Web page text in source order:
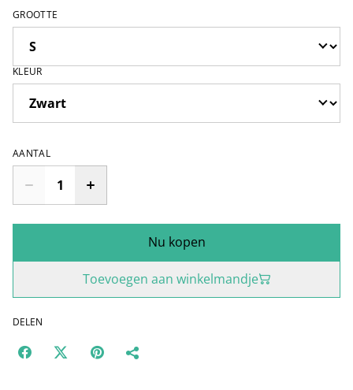
GROOTTE
KLEUR
AANTAL
Nu kopen
Toevoegen aan winkelmandje
DELEN